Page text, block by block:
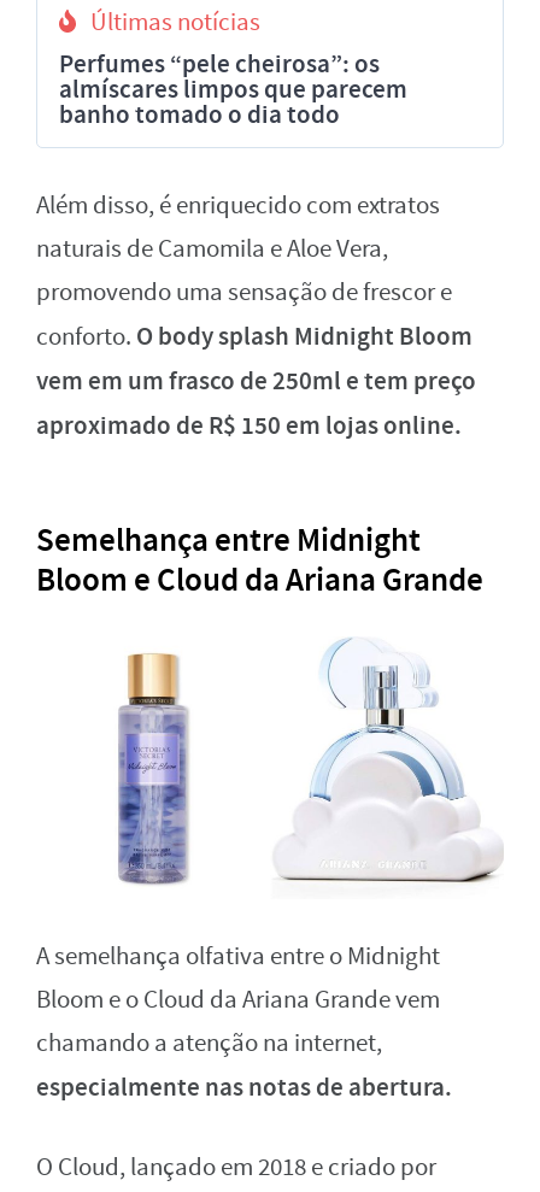
Últimas notícias
Perfumes “pele cheirosa”: os
almíscares limpos que parecem
banho tomado o dia todo
Além disso, é enriquecido com extratos
naturais de Camomila e Aloe Vera,
promovendo uma sensação de frescor e
conforto. O body splash Midnight Bloom
vem em um frasco de 250ml e tem preço
aproximado de R$ 150 em lojas online.
Semelhança entre Midnight
Bloom e Cloud da Ariana Grande
A semelhança olfativa entre o Midnight
Bloom e o Cloud da Ariana Grande vem
chamando a atenção na internet,
especialmente nas notas de abertura.
O Cloud, lançado em 2018 e criado por